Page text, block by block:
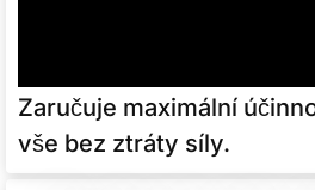
Zaručuje maximální
vše bez ztráty síly.